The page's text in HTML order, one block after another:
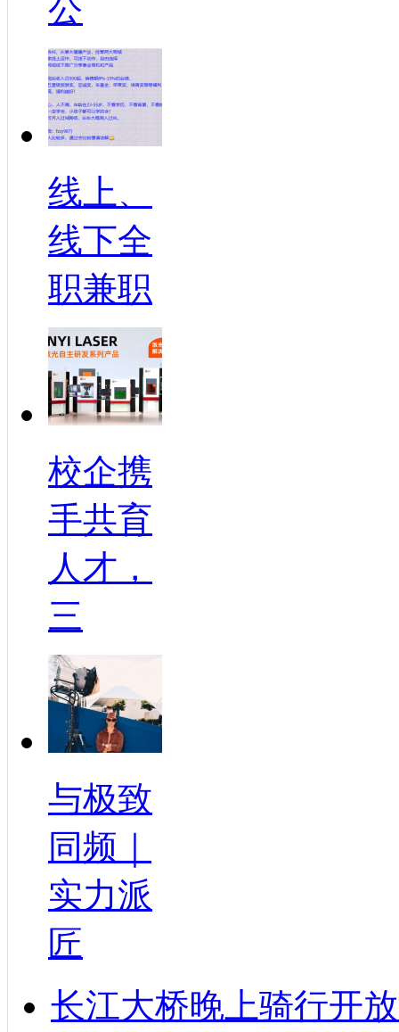
公
线上、
线下全
职兼职
校企携
手共育
人才，
三
与极致
同频｜
实力派
匠
长江大桥晚上骑行开